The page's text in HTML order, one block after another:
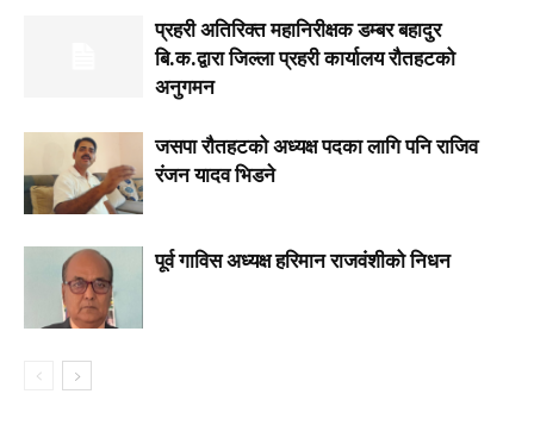
प्रहरी अतिरिक्त महानिरीक्षक डम्बर बहादुर
बि.क.द्वारा जिल्ला प्रहरी कार्यालय रौतहटको
अनुगमन
जसपा राैतहटको अध्यक्ष पदका लागि पनि राजिव
रंजन यादव भिडने
पूर्व गाविस अध्यक्ष हरिमान राजवंशीको निधन